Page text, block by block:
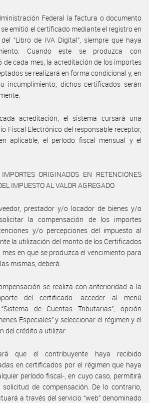
Federal la factura o documento
emitió el certificado mediante el registro en
“Libro de IVA Digital”, siempre que haya
Cuando este se produzca con
de cada mes, la acreditación de los importes
se realizará en forma condicional y, en
incumplimiento, dichos certificados serán
acreditación, el sistema cursará una
Fiscal Electrónico del responsable receptor,
aplicable, el período fiscal mensual y el
ORIGINADOS EN RETENCIONES
IMPUESTO AL VALOR AGREGADO
prestador y/o locador de bienes y/o
la compensación de los importes
y/o percepciones del impuesto al
la utilización del monto de los Certificados
mes en que se produzca el vencimiento para
mismas, deberá:
se realiza con anterioridad a la
del certificado: acceder al menú
de Cuentas Tributarias”, opción
Especiales” y seleccionar el régimen y el
del crédito a utilizar.
que el contribuyente haya recibido
en certificados por el régimen que haya
período fiscal-, en cuyo caso, permitirá
de compensación. De lo contrario,
a través del servicio “web” denominado